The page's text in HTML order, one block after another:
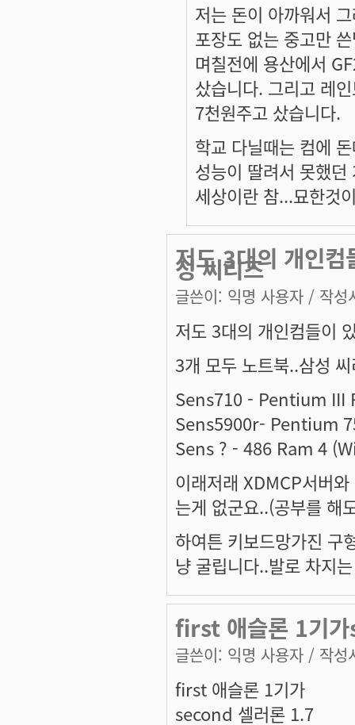
저는 돈이 아까워서
포장도 없는 중고만
며칠전에 용산에서
샀습니다. 그리고 레
7천원주고 샀습니다.
학교 다닐때는 컴에
성능이 딸려서 못했
세상이란 참...묘한것
저도 3대의 개인
성 씨리즈
글쓴이: 익명 사용자 / 작성
저도 3대의 개인컴들이
3개 모두 노트북..삼성
Sens710 - Pentium III
Sens5900r- Pentium
Sens ? - 486 Ram 4
이래저래 XDMCP서버
는게 없군요..(공부를 해
하여튼 키보드망가진 구
냥 굴립니다..발로 차지
first 애슬론 1기
글쓴이: 익명 사용자 / 작성
first 애슬론 1기가
second 셀러론 1.7